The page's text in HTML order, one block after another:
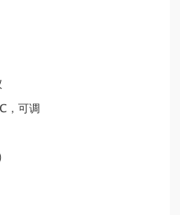
，可调
)